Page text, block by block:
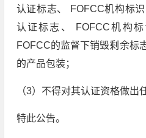
认证标志、 FOFCC机构标
认证标志、 FOFCC机构
FOFCC的监督下销毁剩余标
的产品包装；
（3）不得对其认证资格做出
特此公告。